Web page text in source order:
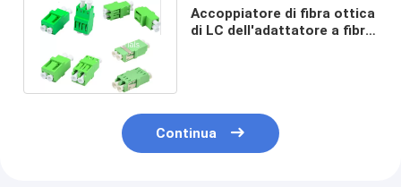
Accoppiatore di fibra ottica
di LC dell'adattatore a fibra
Continua